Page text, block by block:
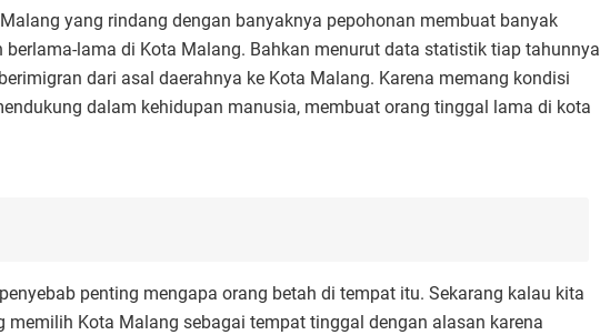
yang rindang dengan banyaknya pepohonan membuat banyak
berlama-lama di Kota Malang. Bahkan menurut data statistik tiap tahunnya
dari asal daerahnya ke Kota Malang. Karena memang kondisi
dalam kehidupan manusia, membuat orang tinggal lama di kota
penting mengapa orang betah di tempat itu. Sekarang kalau kita
memilih Kota Malang sebagai tempat tinggal dengan alasan karena